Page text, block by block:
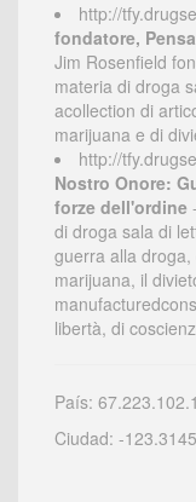
http://
fondatore,
Jim Rosenfield
materia di droga
acollection di
marijuana e di
http://
Nostro Onore:
forze dell'ordine
di droga sala di
guerra alla
marijuana, il
libertà, di
País:
Ciudad: -